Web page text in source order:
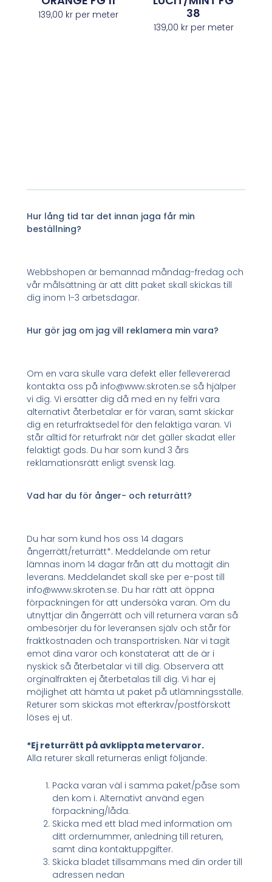
139,00 kr per meter
38
139,00 krper meter
Hur lång tid tar det innan jaga får min
beställning?
Webbshopen är bemannad måndag-fredag och
vår målsättning är att ditt paket skall skickas till
dig inom 1-3 arbetsdagar.
Hur gör jag om jag vill reklamera min vara?
Om en vara skulle vara defekt eller fellevererad
kontakta oss på info@www.skroten.se så hjälper
vi dig. Vi ersätter dig då med en ny felfri vara
alternativt återbetalar er för varan, samt skickar
dig en returfraktsedel för den felaktiga varan. Vi
står alltid för returfrakt när det gäller skadat eller
felaktigt gods. Du har som kund 3 års
reklamationsrätt enligt svensk lag.
Vad har du för ånger- och returrätt?
Du har som kund hos oss 14 dagars
ångerrätt/returrätt*. Meddelande om retur
lämnas inom 14 dagar från att du mottagit din
leverans. Meddelandet skall ske per e-post till
info@www.skroten.se. Du har rätt att öppna
förpackningen för att undersöka varan. Om du
utnyttjar din ångerrätt och vill returnera varan så
ombesörjer du för leveransen själv och står för
fraktkostnaden och transportrisken. När vi tagit
emot dina varor och konstaterat att de är i
nyskick så återbetalar vi till dig. Observera att
orginalfrakten ej återbetalas till dig. Vi har ej
möjlighet att hämta ut paket på utlämningsställe.
Returer som skickas mot efterkrav/postförskott
löses ej ut.
*Ej returrätt på avklippta metervaror.
Alla returer skall returneras enligt följande:
Packa varan väl i samma paket/påse som
den kom i. Alternativt använd egen
förpackning/låda.
Skicka med ett blad med information om
ditt ordernummer, anledning till returen,
samt dina kontaktuppgifter.
Skicka bladet tillsammans med din order till
adressen nedan